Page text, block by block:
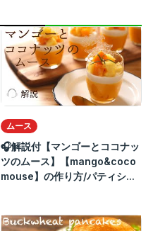
ムース
🎧解説付【マンゴーとココナッ
ツのムース】【mango&coco
mouse】の作り方/パティシ...